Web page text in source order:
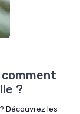
?
Découvrez les